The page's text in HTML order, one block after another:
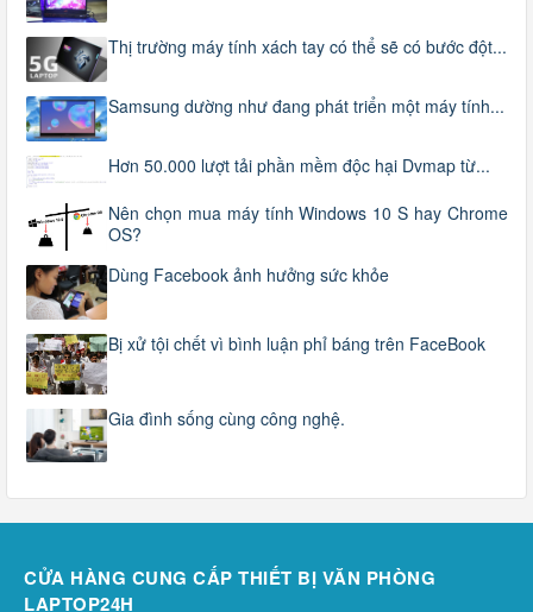
Thị trường máy tính xách tay có thể sẽ có bước đột...
Samsung dường như đang phát triển một máy tính...
Hơn 50.000 lượt tải phần mềm độc hại Dvmap từ...
Nên chọn mua máy tính Windows 10 S hay Chrome
OS?
Dùng Facebook ảnh hưởng sức khỏe
Bị xử tội chết vì bình luận phỉ báng trên FaceBook
Gia đình sống cùng công nghệ.
CỬA HÀNG CUNG CẤP THIẾT BỊ VĂN PHÒNG
LAPTOP24H